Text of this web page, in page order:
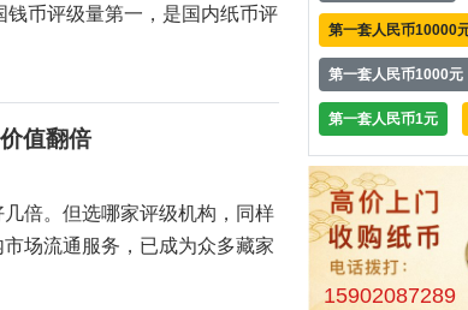
币评级量第一，是国内纸币评
值翻倍
倍。但选哪家评级机构，同样
场流通服务，已成为众多藏家
第一套人民币10000
第一套人民币1000元
第一套人民币1元
15902087289